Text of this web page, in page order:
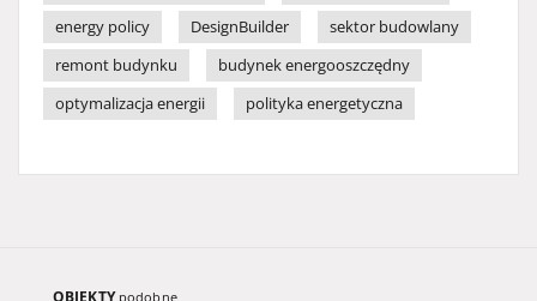
energy policy
DesignBuilder
sektor budowlany
remont budynku
budynek energooszczędny
optymalizacja energii
polityka energetyczna
OBIEKTY podobne